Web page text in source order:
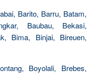
Barito, Barru, Batam,
Baubau, Bekasi,
Bima, Binjai, Bireuen,
Boyolali, Brebes,